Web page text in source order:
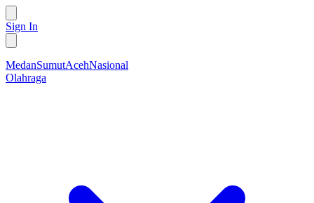
Sign In
MedanSumutAcehNasional
Olahraga